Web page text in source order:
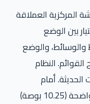
المركزية العملاقة
بين الوضع
والوسائط، والوضع
القوائم. النظام
أمام
السائق توجد شاشة عدادات رقمية واضحة (10.25 بوصة)